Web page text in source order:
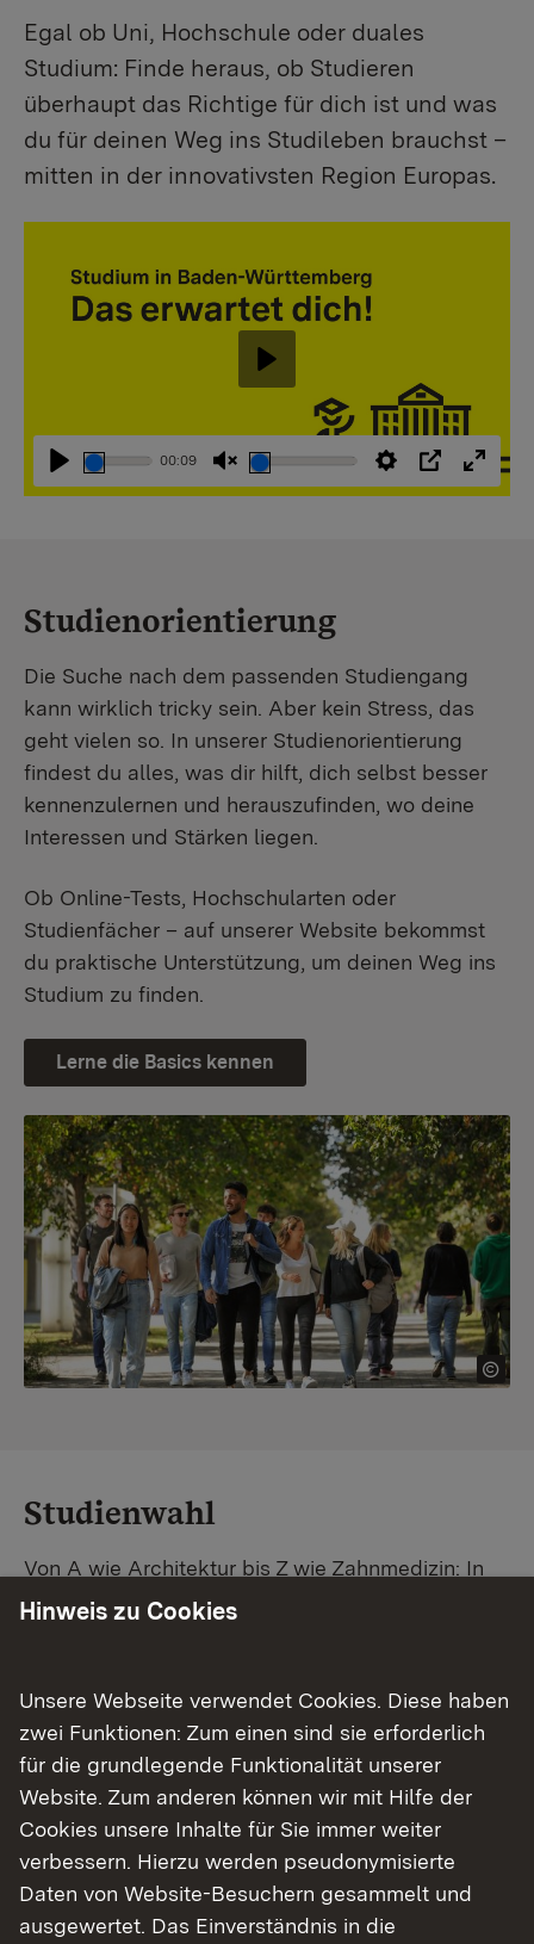
Egal ob Uni, Hochschule oder duales
Studium: Finde heraus, ob Studieren
überhaupt das Richtige für dich ist und was
du für deinen Weg ins Studileben brauchst –
mitten in der innovativsten Region Europas.
Abspielen
00:09
StummschaltungEinstellungen
PIP
Abspielen
Studienorientierung
Die Suche nach dem passenden Studiengang
kann wirklich tricky sein. Aber kein Stress, das
geht vielen so. In unserer Studienorientierung
findest du alles, was dir hilft, dich selbst besser
kennenzulernen und herauszufinden, wo deine
Interessen und Stärken liegen.
Ob Online-Tests, Hochschularten oder
Studienfächer – auf unserer Website bekommst
du praktische Unterstützung, um deinen Weg ins
Studium zu finden.
Lerne die Basics kennen
Studienwahl
Von A wie Architektur bis Z wie Zahnmedizin: In
Baden-Württemberg warten unzählige
Studiengangsuche schnell den passenden
Studienplatz. Außerdem gibt's eine Schritt-für-
Schritt-Anleitung zu deinem Traum-Studium.
Finde dein Studium in Baden-Württemberg
Hinweis zu Cookies
Unsere Webseite verwendet Cookies. Diese haben
zwei Funktionen: Zum einen sind sie erforderlich
für die grundlegende Funktionalität unserer
Website. Zum anderen können wir mit Hilfe der
Cookies unsere Inhalte für Sie immer weiter
verbessern. Hierzu werden pseudonymisierte
Daten von Website-Besuchern gesammelt und
ausgewertet. Das Einverständnis in die